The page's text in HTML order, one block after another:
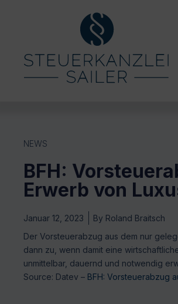
NEWS
BFH:
Erwerb von
Januar 12, 2023 By Roland Braitsch
Der Vorsteuerabzug aus dem nur
dann zu, wenn damit eine
unmittelbar, dauernd und notwendig
Source: Datev – BFH: Vorsteuerabzug